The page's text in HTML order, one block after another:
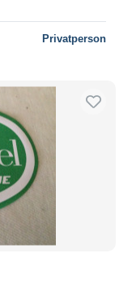
Privatperson